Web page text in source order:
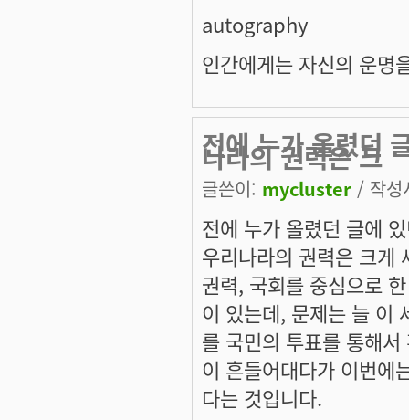
autography
인간에게는 자신의 운명
전에 누가 올렸던
나라의 권력은 크
글쓴이: mycluster / 작
전에 누가 올렸던 글에
우리나라의 권력은 크게
권력, 국회를 중심으로
이 있는데, 문제는 늘 이
를 국민의 투표를 통해
이 흔들어대다가 이번에
다는 것입니다.